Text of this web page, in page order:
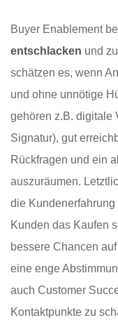
Buyer Enablement
entschlacken und
schätzen es, wenn
und ohne unnötige
gehören z.B. digitale
Signatur), gut
Rückfragen und ein
auszuräumen.
die
Kunden das Kaufen
bessere Chancen
eine enge
auch Customer
Kontaktpunkte zu